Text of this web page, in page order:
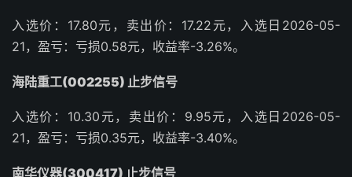
入选价：17.80元，卖出价：17.22元，入选日2026-05-
21，盈亏：亏损0.58元，收益率-3.26%。
海陆重工(002255) 止步信号
入选价：10.30元，卖出价：9.95元，入选日2026-05-
21，盈亏：亏损0.35元，收益率-3.40%。
南华仪器(300417) 止步信号